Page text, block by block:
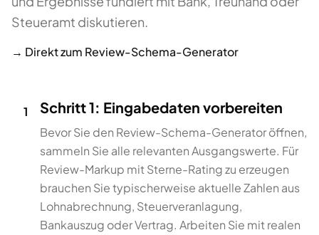
Steueramt diskutieren.
→ Direkt zum Review-Schema-Generator
1 Schritt 1: Eingabedaten vorbereiten
Bevor Sie den Review-Schema-Generator öffnen,
sammeln Sie alle relevanten Ausgangswerte. Für
Review-Markup mit Sterne-Rating zu erzeugen
brauchen Sie typischerweise aktuelle Zahlen aus
Lohnabrechnung, Steuerveranlagung,
Bankauszug oder Vertrag. Arbeiten Sie mit realen